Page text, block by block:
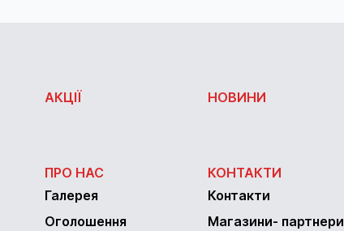
АКЦІЇ НОВИНИ
ПРО НАС
Галерея
Оголошення
КОНТАКТИ
Контакти
Магазини- партнери